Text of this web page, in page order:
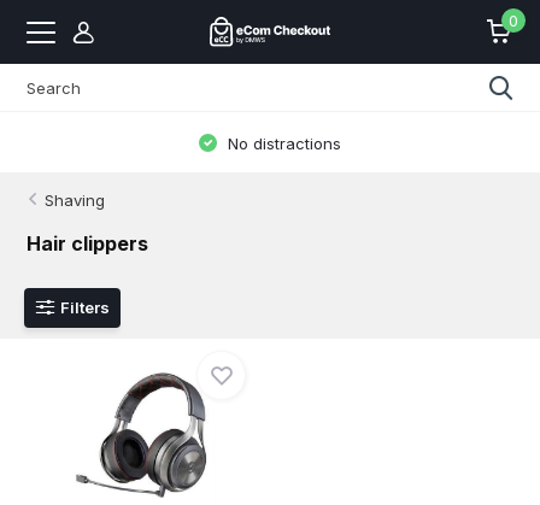
0
No distractions
Shaving
Hair clippers
Filters